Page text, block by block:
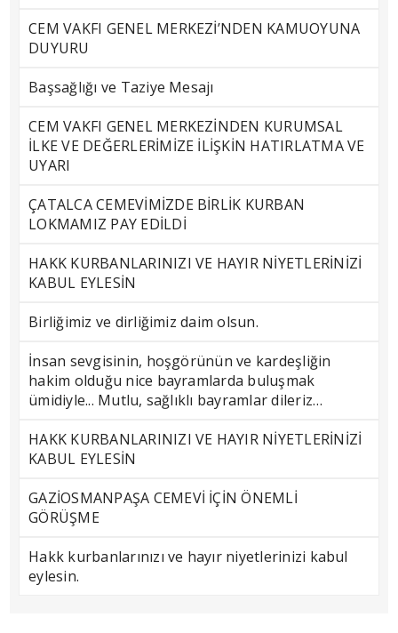
CEM VAKFI GENEL MERKEZİ’NDEN KAMUOYUNA
DUYURU
Başsağlığı ve Taziye Mesajı
CEM VAKFI GENEL MERKEZİNDEN KURUMSAL
İLKE VE DEĞERLERİMİZE İLİŞKİN HATIRLATMA VE
UYARI
ÇATALCA CEMEVİMİZDE BİRLİK KURBAN
LOKMAMIZ PAY EDİLDİ
HAKK KURBANLARINIZI VE HAYIR NİYETLERİNİZİ
KABUL EYLESİN
Birliğimiz ve dirliğimiz daim olsun.
İnsan sevgisinin, hoşgörünün ve kardeşliğin
hakim olduğu nice bayramlarda buluşmak
ümidiyle... Mutlu, sağlıklı bayramlar dileriz…
HAKK KURBANLARINIZI VE HAYIR NİYETLERİNİZİ
KABUL EYLESİN
GAZİOSMANPAŞA CEMEVİ İÇİN ÖNEMLİ
GÖRÜŞME
Hakk kurbanlarınızı ve hayır niyetlerinizi kabul
eylesin.